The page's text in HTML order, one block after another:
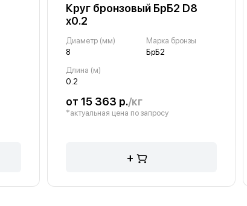
Круг бронзовый БрБ2 D8
х0.2
Диаметр (мм)
8
Марка бронзы
БрБ2
Длина (м)
0.2
от 15 363 р./кг
*актуальная цена по запросу
+